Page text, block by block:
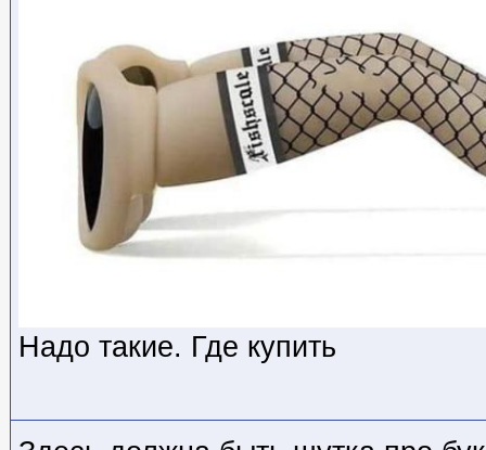
Надо такие. Где купить